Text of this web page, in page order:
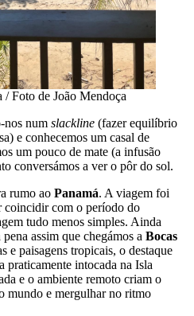
/ Foto de João Mendoça
nos num slackline (fazer equilíbrio
e conhecemos um casal de
um pouco de mate (a infusão
conversámos a ver o pôr do sol.
rumo ao Panamá. A viagem foi
coincidir com o período do
tudo menos simples. Ainda
assim que chegámos a Bocas
e paisagens tropicais, o destaque
praticamente intocada na Isla
e o ambiente remoto criam o
mundo e mergulhar no ritmo